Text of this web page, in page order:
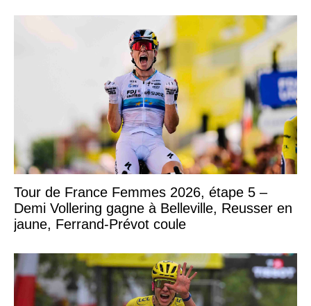
Tour de France Femmes 2026, étape 5 –
Demi Vollering gagne à Belleville, Reusser en
jaune, Ferrand-Prévot coule